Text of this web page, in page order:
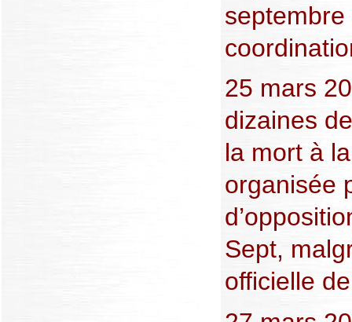
25 mars
dizaines
la mort à
organisée
Sept,
officielle